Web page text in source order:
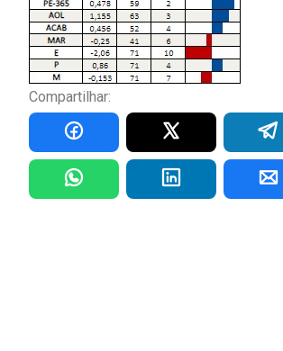
Compartilhar: